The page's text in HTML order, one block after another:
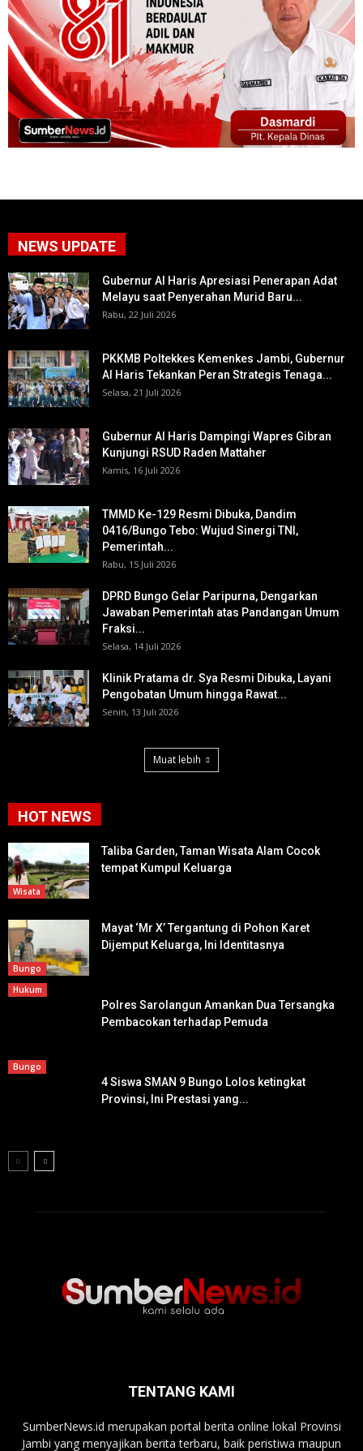
NEWS UPDATE
Gubernur Al Haris Apresiasi Penerapan Adat
Melayu saat Penyerahan Murid Baru...
Rabu, 22 Juli 2026
PKKMB Poltekkes Kemenkes Jambi, Gubernur
Al Haris Tekankan Peran Strategis Tenaga...
Selasa, 21 Juli 2026
Gubernur Al Haris Dampingi Wapres Gibran
Kunjungi RSUD Raden Mattaher
Kamis, 16 Juli 2026
TMMD Ke-129 Resmi Dibuka, Dandim
0416/Bungo Tebo: Wujud Sinergi TNI,
Pemerintah...
Rabu, 15 Juli 2026
DPRD Bungo Gelar Paripurna, Dengarkan
Jawaban Pemerintah atas Pandangan Umum
Fraksi...
Selasa, 14 Juli 2026
Klinik Pratama dr. Sya Resmi Dibuka, Layani
Pengobatan Umum hingga Rawat...
Senin, 13 Juli 2026
Muat lebih
HOT NEWS
Wisata
Taliba Garden, Taman Wisata Alam Cocok
tempat Kumpul Keluarga
Bungo
Mayat ‘Mr X’ Tergantung di Pohon Karet
Dijemput Keluarga, Ini Identitasnya
Hukum
Polres Sarolangun Amankan Dua Tersangka
Pembacokan terhadap Pemuda
Bungo
4 Siswa SMAN 9 Bungo Lolos ketingkat
Provinsi, Ini Prestasi yang...
TENTANG KAMI
SumberNews.id merupakan portal berita online lokal Provinsi
Jambi yang menyajikan berita terbaru, baik peristiwa maupun